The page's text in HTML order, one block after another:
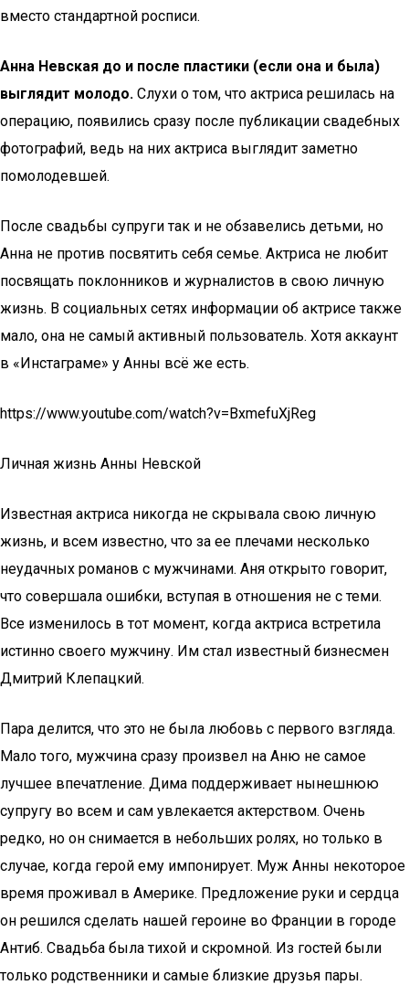
вместо стандартной росписи.
Анна Невская до и после пластики (если она и была)
выглядит молодо. Слухи о том, что актриса решилась на
операцию, появились сразу после публикации свадебных
фотографий, ведь на них актриса выглядит заметно
помолодевшей.
После свадьбы супруги так и не обзавелись детьми, но
Анна не против посвятить себя семье. Актриса не любит
посвящать поклонников и журналистов в свою личную
жизнь. В социальных сетях информации об актрисе также
мало, она не самый активный пользователь. Хотя аккаунт
в «Инстаграме» у Анны всё же есть.
https://www.youtube.com/watch?v=BxmefuXjReg
Личная жизнь Анны Невской
Известная актриса никогда не скрывала свою личную
жизнь, и всем известно, что за ее плечами несколько
неудачных романов с мужчинами. Аня открыто говорит,
что совершала ошибки, вступая в отношения не с теми.
Все изменилось в тот момент, когда актриса встретила
истинно своего мужчину. Им стал известный бизнесмен
Дмитрий Клепацкий.
Пара делится, что это не была любовь с первого взгляда.
Мало того, мужчина сразу произвел на Аню не самое
лучшее впечатление. Дима поддерживает нынешнюю
супругу во всем и сам увлекается актерством. Очень
редко, но он снимается в небольших ролях, но только в
случае, когда герой ему импонирует. Муж Анны некоторое
время проживал в Америке. Предложение руки и сердца
он решился сделать нашей героине во Франции в городе
Антиб. Свадьба была тихой и скромной. Из гостей были
только родственники и самые близкие друзья пары.